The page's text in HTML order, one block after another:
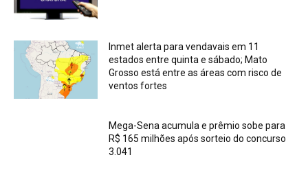
Inmet alerta para vendavais em 11
estados entre quinta e sábado; Mato
Grosso está entre as áreas com risco de
ventos fortes
Mega-Sena acumula e prêmio sobe para
R$ 165 milhões após sorteio do concurso
3.041